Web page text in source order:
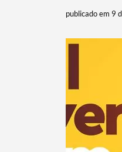
publicado em 9